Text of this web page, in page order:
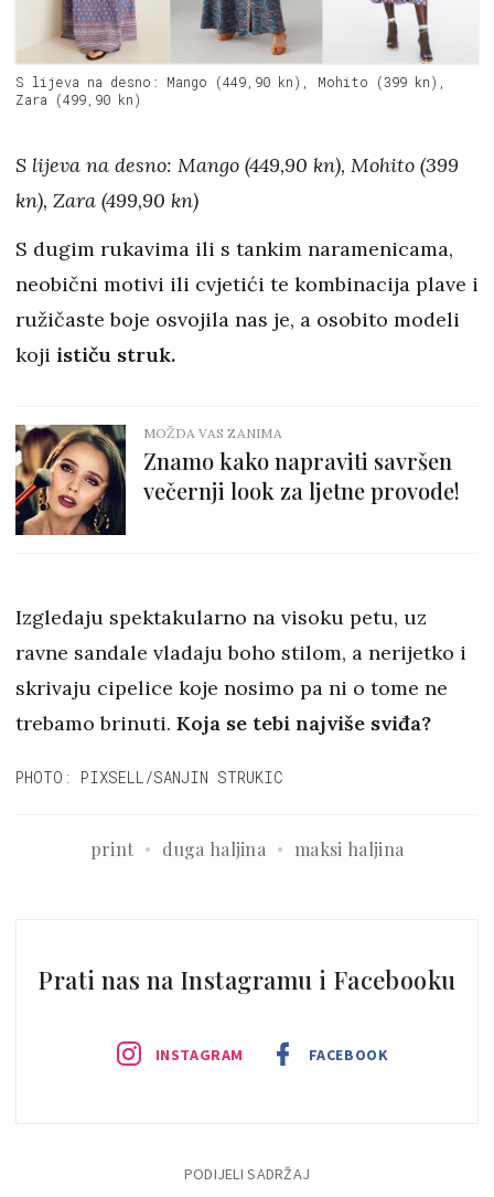
S lijeva na desno: Mango (449,90 kn), Mohito (399 kn),
Zara (499,90 kn)
S lijeva na desno: Mango (449,90 kn), Mohito (399
kn), Zara (499,90 kn)
S dugim rukavima ili s tankim naramenicama,
neobični motivi ili cvjetići te kombinacija plave i
ružičaste boje osvojila nas je, a osobito modeli
koji ističu struk.
MOŽDA VAS ZANIMA
Znamo kako napraviti savršen
večernji look za ljetne provode!
Izgledaju spektakularno na visoku petu, uz
ravne sandale vladaju boho stilom, a nerijetko i
skrivaju cipelice koje nosimo pa ni o tome ne
trebamo brinuti. Koja se tebi najviše sviđa?
PHOTO: PIXSELL/SANJIN STRUKIC
print duga haljina maksi haljina
Prati nas na Instagramu i Facebooku
INSTAGRAM FACEBOOK
PODIJELI SADRŽAJ